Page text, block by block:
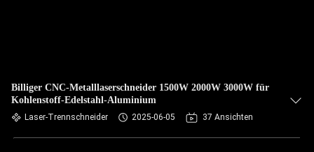
Billiger CNC-Metalllaserschneider 1500W 2000W 3000W für
Kohlenstoff-Edelstahl-Aluminium
Laser-Trennschneider 2025-06-05 37 Ansichten